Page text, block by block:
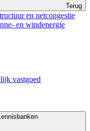
Terug
en netcongestie
en windenergie
vastgoed